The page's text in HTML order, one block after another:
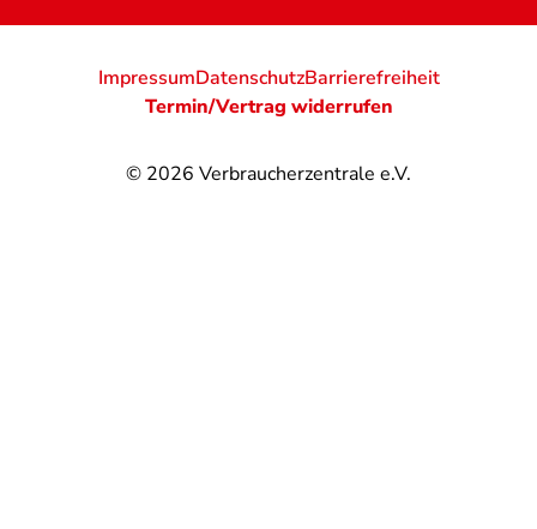
© 2026 Verbraucherzentrale e.V.
ImpressumDatenschutzBarrierefreiheit
Termin/Vertrag widerrufen